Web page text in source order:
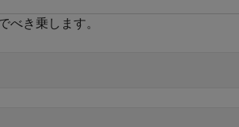
べき乗します。